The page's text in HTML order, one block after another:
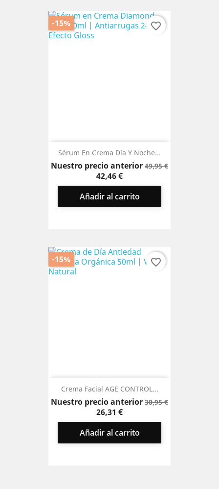
Sérum En Crema Día Y Noche...
Nuestro precio anteriorPrecio
49,95 €Precio
42,46 €
Añadir al carrito
-15% favorite_border
Crema Facial AGE CONTROL...
Nuestro precio anteriorPrecio
30,95 €Precio
26,31 €
Añadir al carrito
-15% favorite_border